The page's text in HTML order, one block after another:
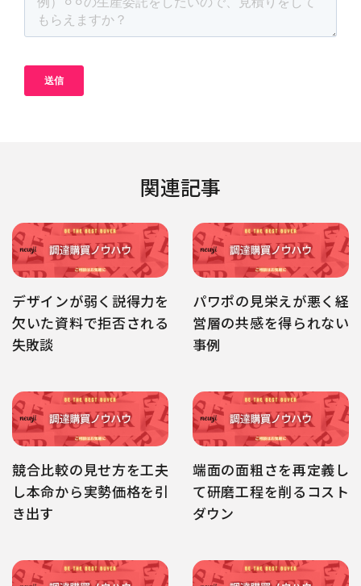
関連記事
デザインが弱く説得力を
欠いた資料で拒否される
失敗談
パワポの見栄えが悪く経
営層の共感を得られない
事例
競合比較の見せ方を工夫
し本命から実勢価格を引
き出す
端面の面粗さを再定義し
て研磨工程を削るコスト
ダウン